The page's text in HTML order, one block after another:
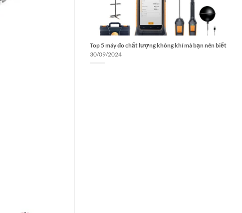
Top 5 máy đo chất lượng không khí mà bạn nên biết
30/09/2024